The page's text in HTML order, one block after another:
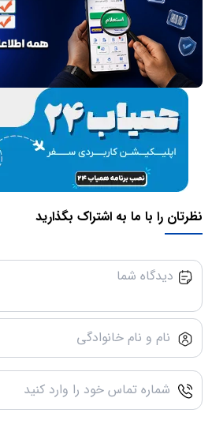
نظرتان را با ما به اشتراک بگذارید